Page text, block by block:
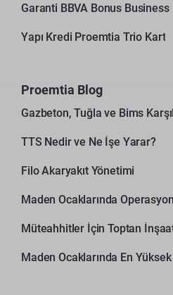
Garanti BBVA Bonus
Yapı Kredi Proemtia Trio Kart
Proemtia Blog
TTS Nedir ve Ne İşe Yarar?
Filo Akaryakıt Yönetimi